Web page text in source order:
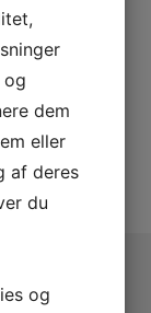
ligger
og
dem
eller
af deres
du
og